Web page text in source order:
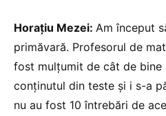
Horațiu Mezei: Am început
primăvară. Profesorul de
fost mulțumit de cât de bine
conținutul din teste și i s-a
nu au fost 10 întrebări de